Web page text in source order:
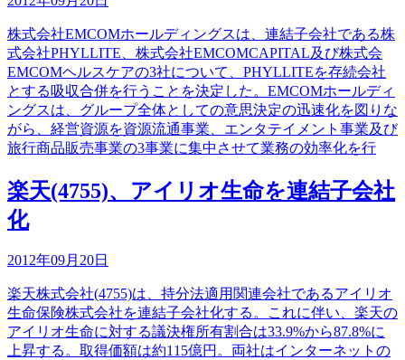
株式会社EMCOMホールディングスは、連結子会社である株
式会社PHYLLITE、株式会社EMCOMCAPITAL及び株式会
EMCOMヘルスケアの3社について、PHYLLITEを存続会社
とする吸収合併を行うことを決定した。EMCOMホールディ
ングスは、グループ全体としての意思決定の迅速化を図りな
がら、経営資源を資源流通事業、エンタテイメント事業及び
旅行商品販売事業の3事業に集中させて業務の効率化を行
楽天(4755)、アイリオ生命を連結子会社
化
2012年09月20日
楽天株式会社(4755)は、持分法適用関連会社であるアイリオ
生命保険株式会社を連結子会社化する。これに伴い、楽天の
アイリオ生命に対する議決権所有割合は33.9%から87.8%に
上昇する。取得価額は約115億円。両社はインターネットの